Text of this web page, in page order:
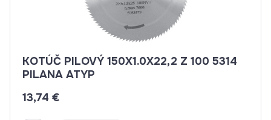
KOTÚČ PILOVÝ 150X1.0X22,2 Z 100 5314
PILANA ATYP
13,74 €